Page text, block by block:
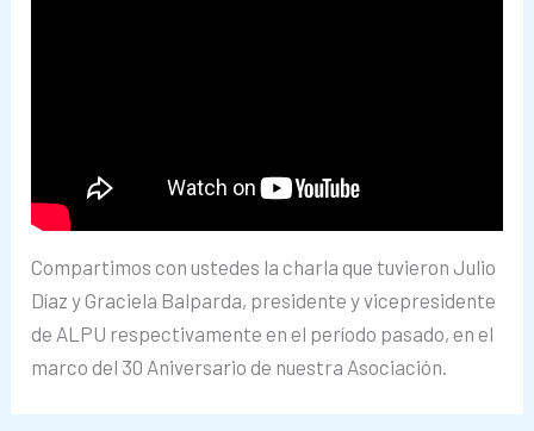
Compartimos con ustedes la charla que tuvieron Julio
Díaz y Graciela Balparda, presidente y vicepresidente
de ALPU respectivamente en el período pasado, en el
marco del 30 Aniversario de nuestra Asociación.